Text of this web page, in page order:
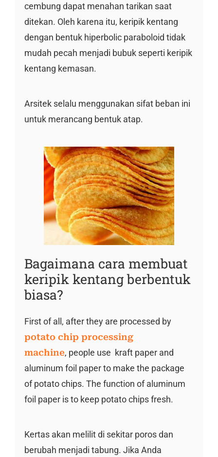
cembung dapat menahan tarikan saat
ditekan. Oleh karena itu, keripik kentang
dengan bentuk hiperbolic paraboloid tidak
mudah pecah menjadi bubuk seperti keripik
kentang kemasan.
Arsitek selalu menggunakan sifat beban ini
untuk merancang bentuk atap.
Bagaimana cara membuat
keripik kentang berbentuk
biasa?
First of all, after they are processed by
potato chip processing
machine, people use kraft paper and
aluminum foil paper to make the package
of potato chips. The function of aluminum
foil paper is to keep potato chips fresh.
Kertas akan melilit di sekitar poros dan
berubah menjadi tabung. Jika Anda